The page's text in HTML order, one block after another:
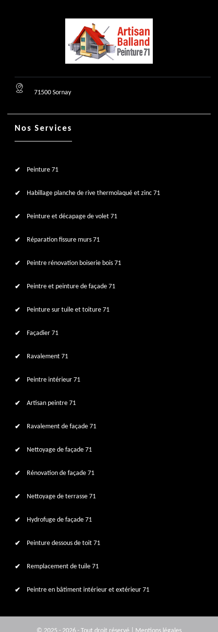
71500 Sornay
Nos Services
Peinture 71
Habillage planche de rive thermolaqué et zinc 71
Peinture et décapage de volet 71
Réparation fissure murs 71
Peintre rénovation boiserie bois 71
Peintre et peinture de façade 71
Peinture sur tuile et toiture 71
Façadier 71
Ravalement 71
Peintre intérieur 71
Artisan peintre 71
Ravalement de façade 71
Nettoyage de façade 71
Rénovation de façade 71
Nettoyage de terrasse 71
Hydrofuge de façade 71
Peinture dessous de toit 71
Remplacement de tuile 71
Peintre en bâtiment intérieur et extérieur 71